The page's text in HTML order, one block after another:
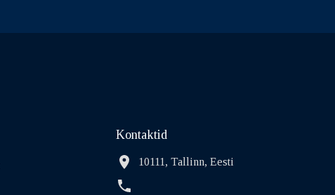
Kontaktid
10111, Tallinn, Eesti